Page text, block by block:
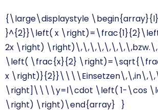
{\large\displaystyle
}^{2}}\left( x
2x \right)
\left( \frac{x}{2}
x
\right]\\\\y=l\cdot \left( 1-\cos
\right) \right)\end{array} }